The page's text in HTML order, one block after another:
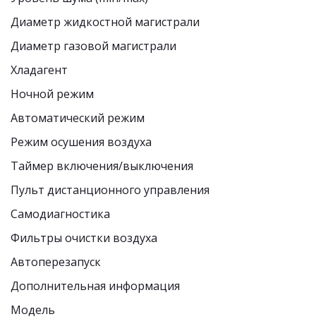
Диаметр жидкостной магистрали
Диаметр газовой магистрали
Хладагент
Ночной режим
Автоматический режим
Режим осушения воздуха
Таймер включения/выключения
Пульт дистанционного управления
Самодиагностика
Фильтры очистки воздуха
Автоперезапуск
Дополнительная информация
Модель